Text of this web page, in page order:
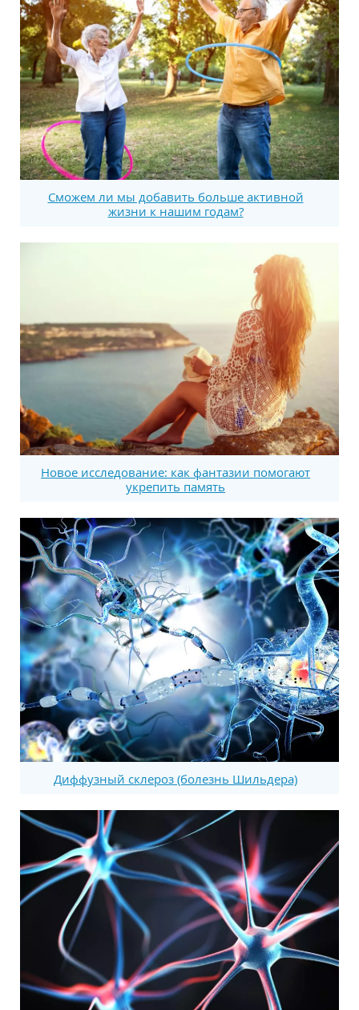
Сможем ли мы добавить больше активной
жизни к нашим годам?
Новое исследование: как фантазии помогают
укрепить память
Диффузный склероз (болезнь Шильдера)